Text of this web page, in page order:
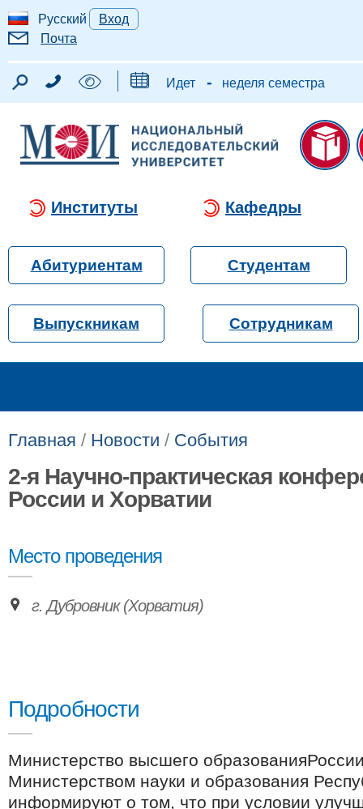
Русский
Вход
Почта
Идет - неделя семестра
Институты Кафедры
Абитуриентам Студентам
Выпускникам Сотрудникам
Главная / Новости / События
2-я Научно-практическая
России и Хорватии
Место проведения
г. Дубровник (Хорватия)
Подробности
Министерство высшего
Министерством науки и образования
информируют о том, что при условии